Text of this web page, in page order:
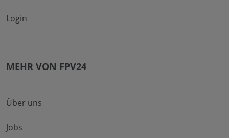
Login
MEHR VON FPV24
Über uns
Jobs